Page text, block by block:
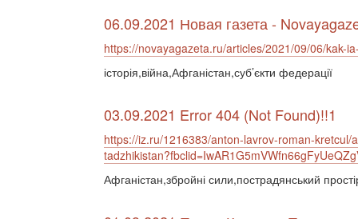
06.09.2021 Новая газета -
https://novayagazeta.ru/articles/2021/09/06/kak-
історія,війна,Афганістан,суб’єкти федерації
03.09.2021 Error 404 (Not Found)!!1
https://iz.ru/1216383/anton-lavrov-roman-
Афганістан,збройні сили,пострадянський